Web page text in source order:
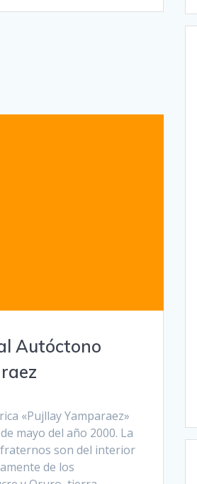
Autóctono
«Pujllay Yamparaez»
mayo del año 2000. La
son del interior
de los